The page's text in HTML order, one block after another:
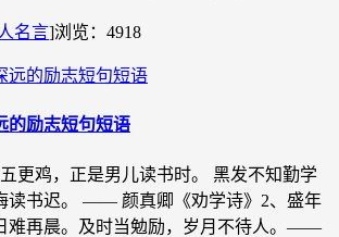
名言]浏览：4918
的励志短句短语
更鸡，正是男儿读书时。 黑发不知勤学
读书迟。 —— 颜真卿《劝学诗》2、盛年
难再晨。及时当勉励，岁月不待人。——